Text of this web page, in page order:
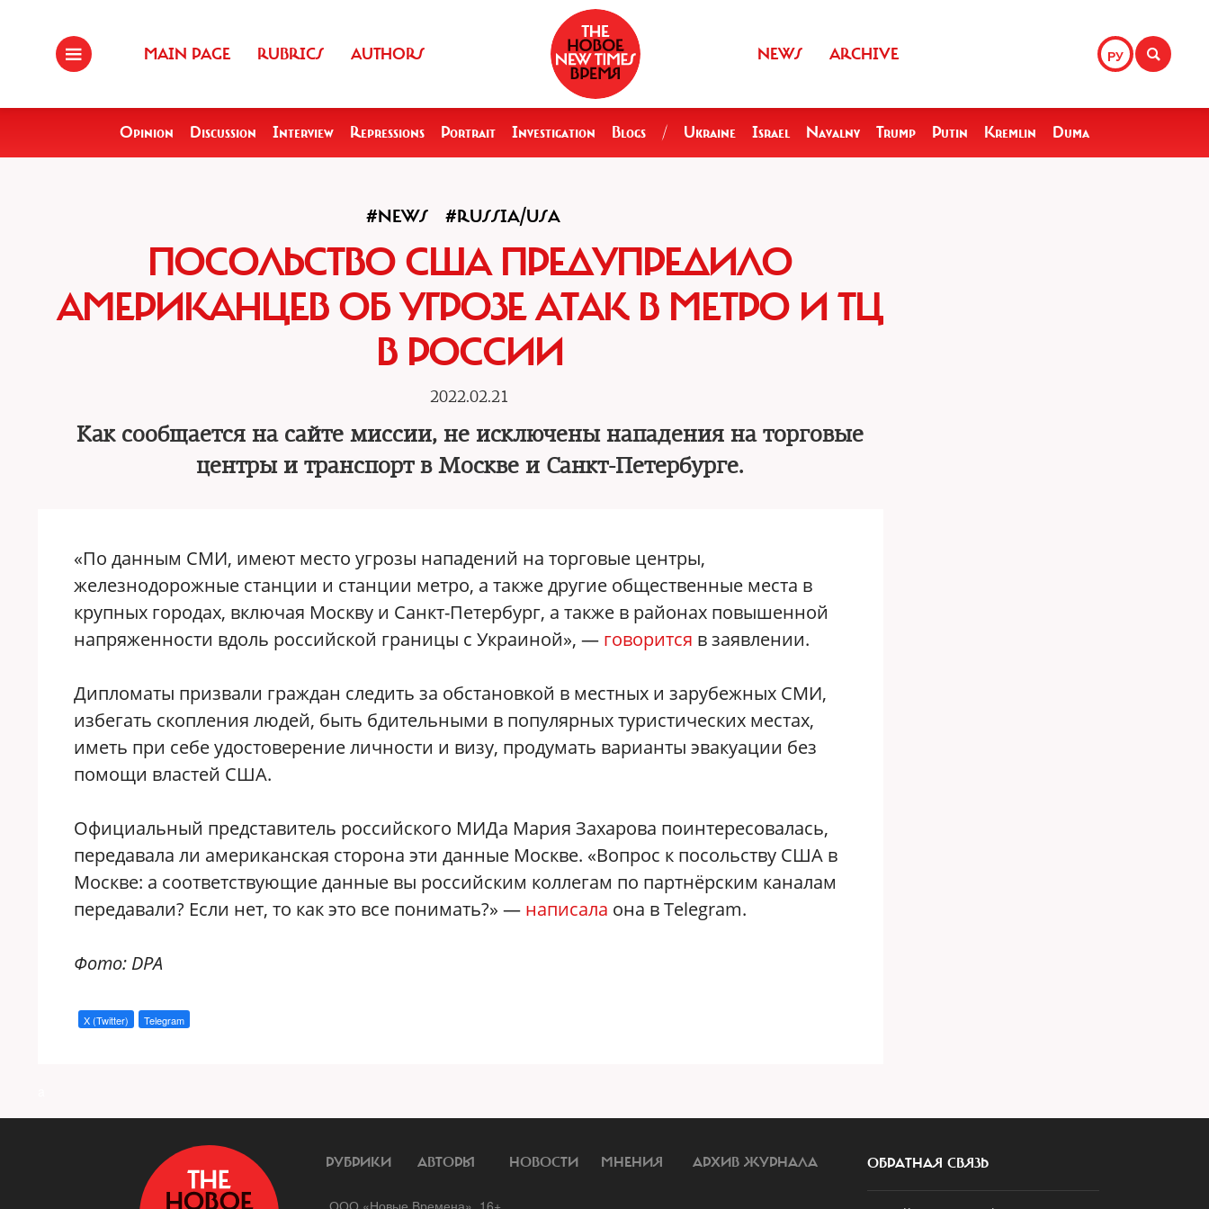
MAIN PAGE RUBRICS AUTHORS РУ
NEWS ARCHIVE
Opinion Discussion Interview Repressions Portrait Investigation Blogs / Ukraine Israel Navalny Trump Putin Kremlin Duma
#NEWS #RUSSIA/USA
ПОСОЛЬСТВО США ПРЕДУПРЕДИЛО
АМЕРИКАНЦЕВ ОБ УГРОЗЕ АТАК В МЕТРО И ТЦ
В РОССИИ
2022.02.21
Как сообщается на сайте миссии, не исключены нападения на торговые
центры и транспорт в Москве и Санкт-Петербурге.
«По данным СМИ, имеют место угрозы нападений на торговые центры,
железнодорожные станции и станции метро, а также другие общественные места в
крупных городах, включая Москву и Санкт-Петербург, а также в районах повышенной
напряженности вдоль российской границы с Украиной», — говорится в заявлении.
Дипломаты призвали граждан следить за обстановкой в местных и зарубежных СМИ,
избегать скопления людей, быть бдительными в популярных туристических местах,
иметь при себе удостоверение личности и визу, продумать варианты эвакуации без
помощи властей США.
Официальный представитель российского МИДа Мария Захарова поинтересовалась,
передавала ли американская сторона эти данные Москве. «Вопрос к посольству США в
Москве: а соответствующие данные вы российским коллегам по партнёрским каналам
передавали? Если нет, то как это все понимать?» — написала она в Telegram.
Фото: DPA
X (Twitter) Telegram
РУБРИКИ АВТОРЫ НОВОСТИ МНЕНИЯ АРХИВ ЖУРНАЛА
ООО «Новые Времена». 16+
ОБРАТНАЯ СВЯЗЬ